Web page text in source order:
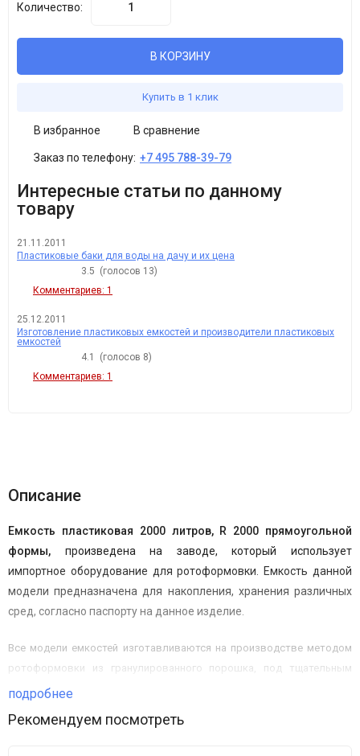
Количество:
В КОРЗИНУ
Купить в 1 клик
В избранное В сравнение
Заказ по телефону: +7 495 788-39-79
Интересные статьи по данному
товару
21.11.2011
Пластиковые баки для воды на дачу и их цена
3.5 (голосов 13)
Комментариев: 1
25.12.2011
Изготовление пластиковых емкостей и производители пластиковых
емкостей
4.1
(голосов 8)
Комментариев: 1
Описание
Емкость пластиковая 2000 литров, R 2000 прямоугольной
формы, произведена на заводе, который использует
импортное оборудование для ротоформовки. Емкость данной
модели предназначена для накопления, хранения различных
сред, согласно паспорту на данное изделие.
Все модели емкостей изготавливаются на производстве методом
ротоформовки из гранулированного порошка, под тщательным
контролем технологов и инженеров. Правильное распределения
изделия, равномерность толщины стенок и отсутствие сварочных
подробнее
Рекомендуем посмотреть